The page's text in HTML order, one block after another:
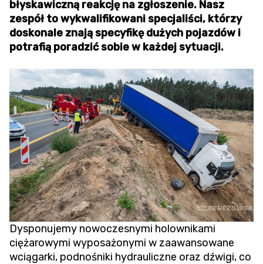
błyskawiczną reakcję na zgłoszenie. Nasz
zespół to wykwalifikowani specjaliści, którzy
doskonale znają specyfikę dużych pojazdów i
potrafią poradzić sobie w każdej sytuacji.
Dysponujemy nowoczesnymi holownikami
ciężarowymi wyposażonymi w zaawansowane
wciągarki, podnośniki hydrauliczne oraz dźwigi, co